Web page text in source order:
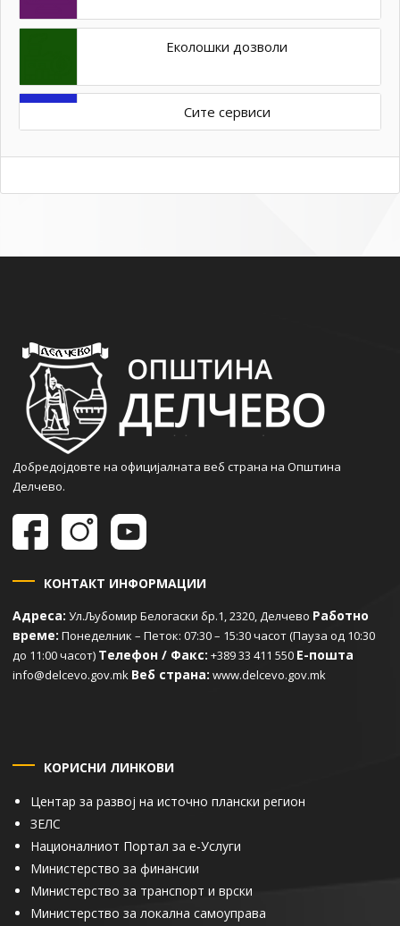
Еколошки дозволи
Сите сервиси
Добредојдовте на официјалната веб страна на Општина
Делчево.
КОНТАКТ ИНФОРМАЦИИ
Адреса: Ул.Љубомир Белогаски бр.1, 2320, Делчево Работно
време: Понеделник – Петок: 07:30 – 15:30 часот (Пауза од 10:30
до 11:00 часот) Телефон / Факс: +389 33 411 550 Е-пошта
info@delcevo.gov.mk Веб страна: www.delcevo.gov.mk
КОРИСНИ ЛИНКОВИ
Центар за развој на источно плански регион
ЗЕЛС
Националниот Портал за е-Услуги
Министерство за финансии
Министерство за транспорт и врски
Министерство за локална самоуправа